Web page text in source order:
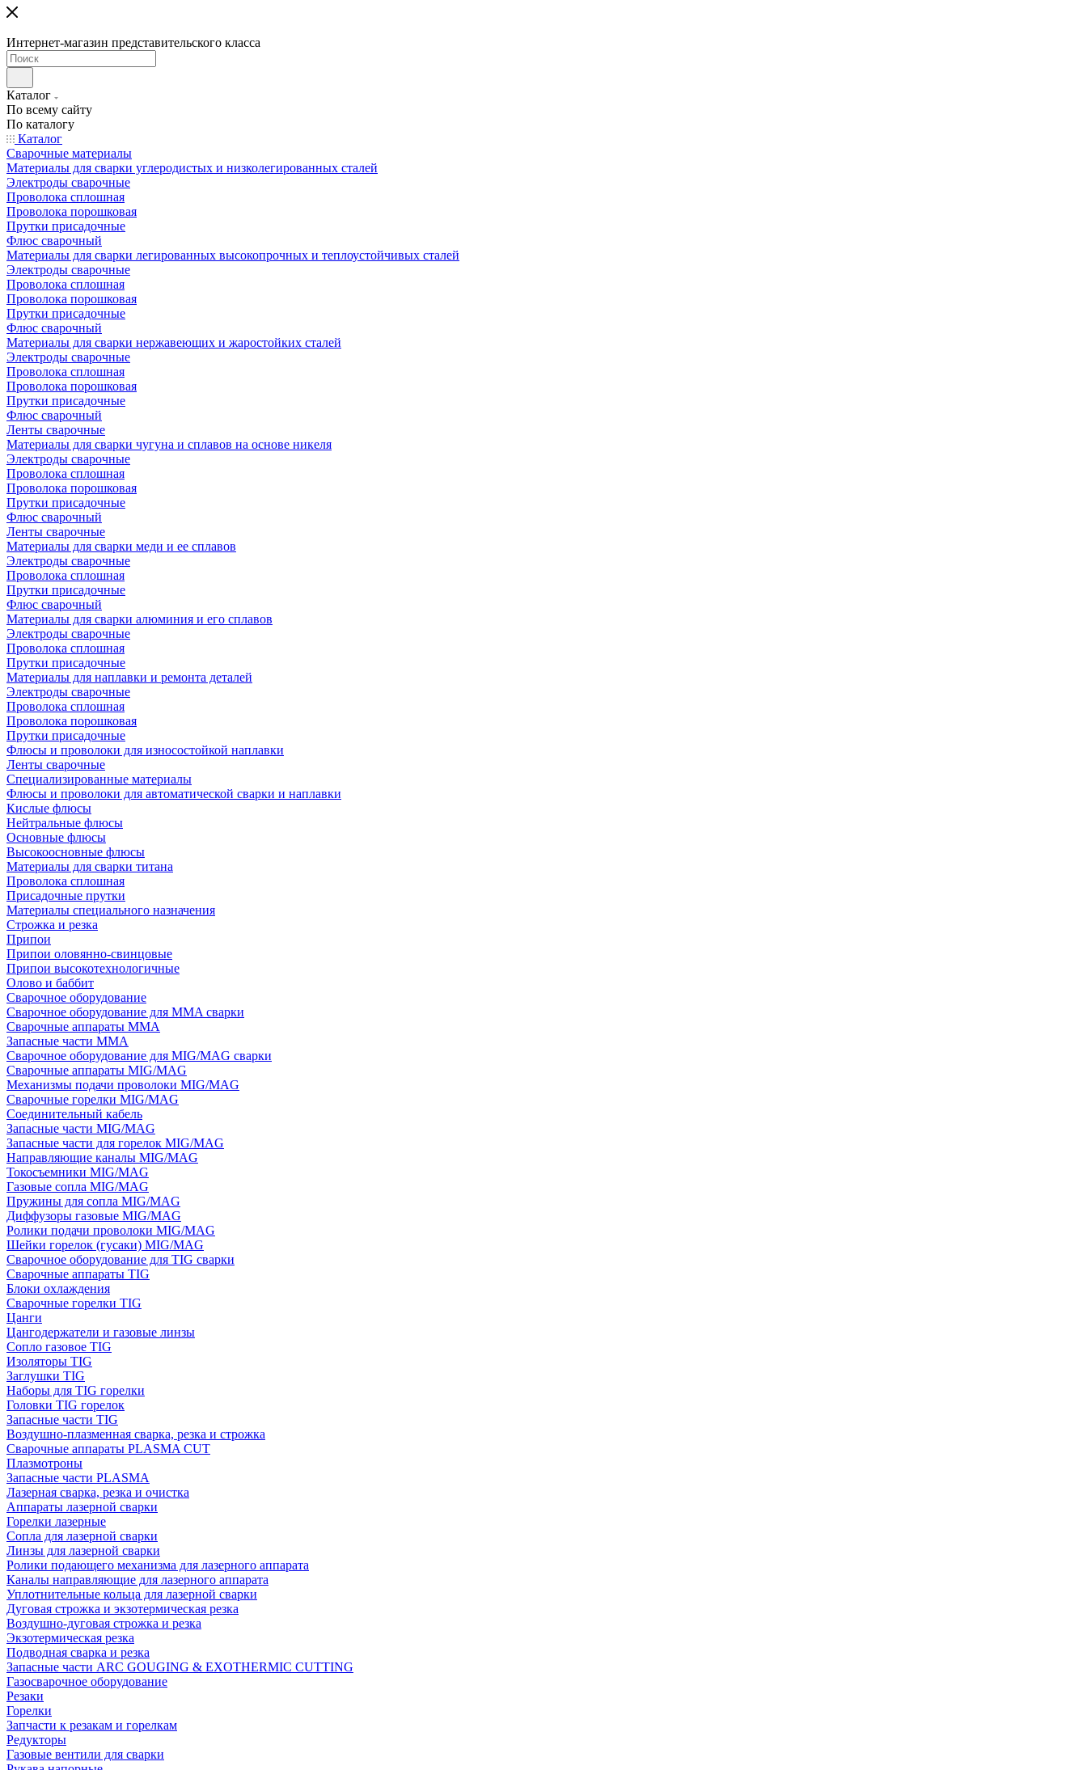
Интернет-магазин представительского класса
Каталог
По всему сайту
По каталогу
Каталог
Сварочные материалы
Материалы для сварки углеродистых и низколегированных сталей
Электроды сварочные
Проволока сплошная
Проволока порошковая
Прутки присадочные
Флюс сварочный
Материалы для сварки легированных высокопрочных и теплоустойчивых сталей
Электроды сварочные
Проволока сплошная
Проволока порошковая
Прутки присадочные
Флюс сварочный
Материалы для сварки нержавеющих и жаростойких сталей
Электроды сварочные
Проволока сплошная
Проволока порошковая
Прутки присадочные
Флюс сварочный
Ленты сварочные
Материалы для сварки чугуна и сплавов на основе никеля
Электроды сварочные
Проволока сплошная
Проволока порошковая
Прутки присадочные
Флюс сварочный
Ленты сварочные
Материалы для сварки меди и ее сплавов
Электроды сварочные
Проволока сплошная
Прутки присадочные
Флюс сварочный
Материалы для сварки алюминия и его сплавов
Электроды сварочные
Проволока сплошная
Прутки присадочные
Материалы для наплавки и ремонта деталей
Электроды сварочные
Проволока сплошная
Проволока порошковая
Прутки присадочные
Флюсы и проволоки для износостойкой наплавки
Ленты сварочные
Специализированные материалы
Флюсы и проволоки для автоматической сварки и наплавки
Кислые флюсы
Нейтральные флюсы
Основные флюсы
Высокоосновные флюсы
Материалы для сварки титана
Проволока сплошная
Присадочные прутки
Материалы специального назначения
Строжка и резка
Припои
Припои оловянно-свинцовые
Припои высокотехнологичные
Олово и баббит
Сварочное оборудование
Сварочное оборудование для MMA сварки
Сварочные аппараты MMA
Запасные части MMA
Сварочное оборудование для MIG/MAG сварки
Сварочные аппараты MIG/MAG
Механизмы подачи проволоки MIG/MAG
Сварочные горелки MIG/MAG
Соединительный кабель
Запасные части MIG/MAG
Запасные части для горелок MIG/MAG
Направляющие каналы MIG/MAG
Токосъемники MIG/MAG
Газовые сопла MIG/MAG
Пружины для сопла MIG/MAG
Диффузоры газовые MIG/MAG
Ролики подачи проволоки MIG/MAG
Шейки горелок (гусаки) MIG/MAG
Сварочное оборудование для TIG сварки
Сварочные аппараты TIG
Блоки охлаждения
Сварочные горелки TIG
Цанги
Цангодержатели и газовые линзы
Сопло газовое TIG
Изоляторы TIG
Заглушки TIG
Наборы для TIG горелки
Головки TIG горелок
Запасные части TIG
Воздушно-плазменная сварка, резка и строжка
Сварочные аппараты PLASMA CUT
Плазмотроны
Запасные части PLASMA
Лазерная сварка, резка и очистка
Аппараты лазерной сварки
Горелки лазерные
Сопла для лазерной сварки
Линзы для лазерной сварки
Ролики подающего механизма для лазерного аппарата
Каналы направляющие для лазерного аппарата
Уплотнительные кольца для лазерной сварки
Дуговая строжка и экзотермическая резка
Воздушно-дуговая строжка и резка
Экзотермическая резка
Подводная сварка и резка
Запасные части ARC GOUGING & EXOTHERMIC CUTTING
Газосварочное оборудование
Резаки
Горелки
Запчасти к резакам и горелкам
Редукторы
Газовые вентили для сварки